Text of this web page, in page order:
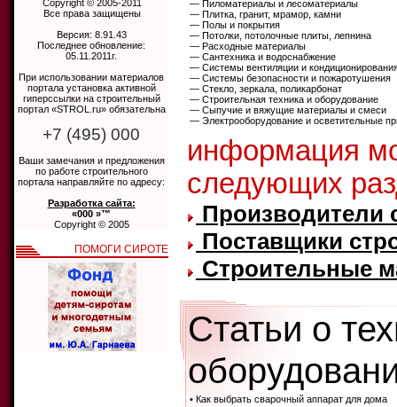
— Пиломатериалы и лесоматериалы
— Плитка, гранит, мрамор, камни
— Полы и покрытия
— Потолки, потолочные плиты, лепнина
— Расходные материалы
— Сантехника и водоснабжение
— Системы вентиляции и
— Системы безопасности и пожаротушения
— Стекло, зеркала, поликарбонат
— Строительная техника и оборудование
— Сыпучие и вяжущие материалы и смеси
— Электрооборудование и осветительные
информация
следующих
Производители
Поставщики
Строительные
Статьи о
• Как выбрать сварочный аппарат для дома
Copyright © 2005-2011
Все права защищены
Версия: 8.91.43
Последнее обновление:
05.11.2011г.
При использовании материалов
портала установка активной
гиперссылки на строительный
портал «STROL.ru» обязательна
+7 (495) 000
Ваши замечания и предложения
по работе строительного
портала направляйте по адресу:
Разработка сайта:
«000 »™
Copyright © 2005
ПОМОГИ СИРОТЕ